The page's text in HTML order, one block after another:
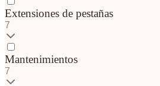
Extensiones de pestañas
7
Mantenimientos
7